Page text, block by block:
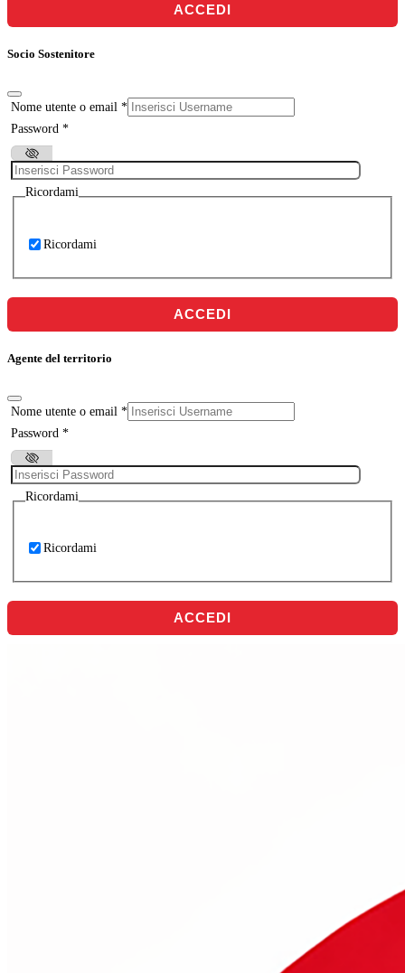
ACCEDI
Socio Sostenitore
Nome utente o email *
Password *
Ricordami
Ricordami
ACCEDI
Agente del territorio
Nome utente o email *
Password *
Ricordami
Ricordami
ACCEDI